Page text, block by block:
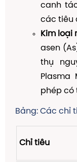
canh
các tiêu
Kim loại
asen
thụ
Plasma
phép có
Bảng: Các chỉ
Chỉ tiêu